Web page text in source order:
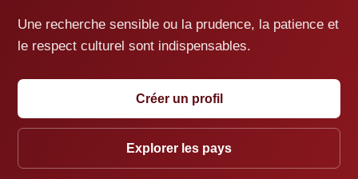
Une recherche sensible ou la prudence, la patience et
le respect culturel sont indispensables.
Créer un profil
Explorer les pays